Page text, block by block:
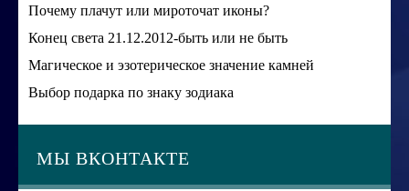
Почему плачут или мироточат иконы?
Конец света 21.12.2012-быть или не быть
Магическое и эзотерическое значение камней
Выбор подарка по знаку зодиака
МЫ ВКОНТАКТЕ